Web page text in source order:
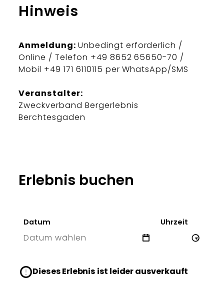
Hinweis
Anmeldung: Unbedingt erforderlich /
Online / Telefon +49 8652 65650-70 /
Mobil +49 171 6110115 per WhatsApp/SMS
Veranstalter:
Zweckverband Bergerlebnis
Berchtesgaden
Erlebnis buchen
Datum
Datum wählen
Uhrzeit
Dieses Erlebnis ist leider ausverkauft